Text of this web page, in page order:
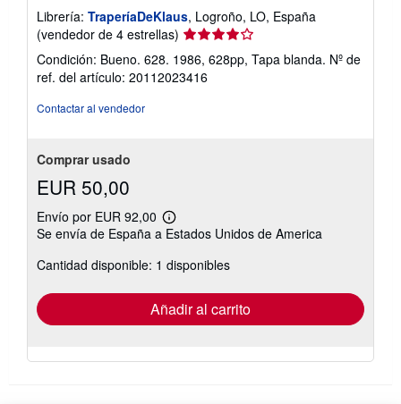
Librería: TraperíaDeKlaus, Logroño, LO, España
(vendedor de 4 estrellas) Calificación
del
vendedor:
4
Condición: Bueno. 628. 1986, 628pp, Tapa blanda. Nº de
ref. del artículo: 20112023416
Contactar al vendedor
Comprar usado
EUR 50,00
Envío por EUR 92,00
Más
información
las
tarifas
envío
Se envía de España a Estados Unidos de America
Cantidad disponible: 1 disponibles
Añadir al carrito